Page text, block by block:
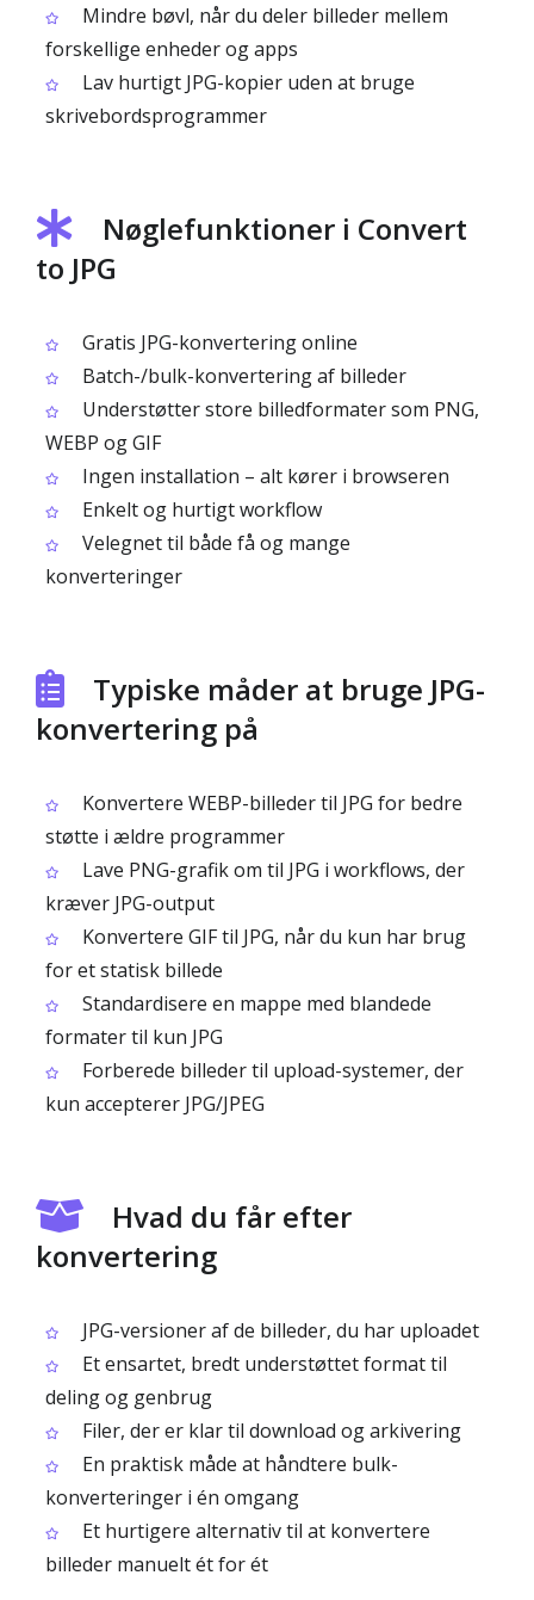
Mindre bøvl, når du deler billeder mellem
forskellige enheder og apps
Lav hurtigt JPG-kopier uden at bruge
skrivebordsprogrammer
Nøglefunktioner i Convert
to JPG
Gratis JPG-konvertering online
Batch-/bulk-konvertering af billeder
Understøtter store billedformater som PNG,
WEBP og GIF
Ingen installation – alt kører i browseren
Enkelt og hurtigt workflow
Velegnet til både få og mange
konverteringer
Typiske måder at bruge JPG-
konvertering på
Konvertere WEBP-billeder til JPG for bedre
støtte i ældre programmer
Lave PNG-grafik om til JPG i workflows, der
kræver JPG-output
Konvertere GIF til JPG, når du kun har brug
for et statisk billede
Standardisere en mappe med blandede
formater til kun JPG
Forberede billeder til upload-systemer, der
kun accepterer JPG/JPEG
Hvad du får efter
konvertering
JPG-versioner af de billeder, du har uploadet
Et ensartet, bredt understøttet format til
deling og genbrug
Filer, der er klar til download og arkivering
En praktisk måde at håndtere bulk-
konverteringer i én omgang
Et hurtigere alternativ til at konvertere
billeder manuelt ét for ét